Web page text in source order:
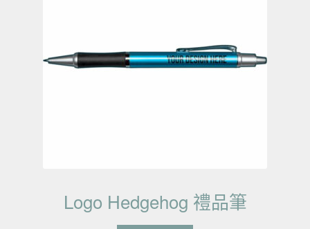
Logo Hedgehog 禮品筆